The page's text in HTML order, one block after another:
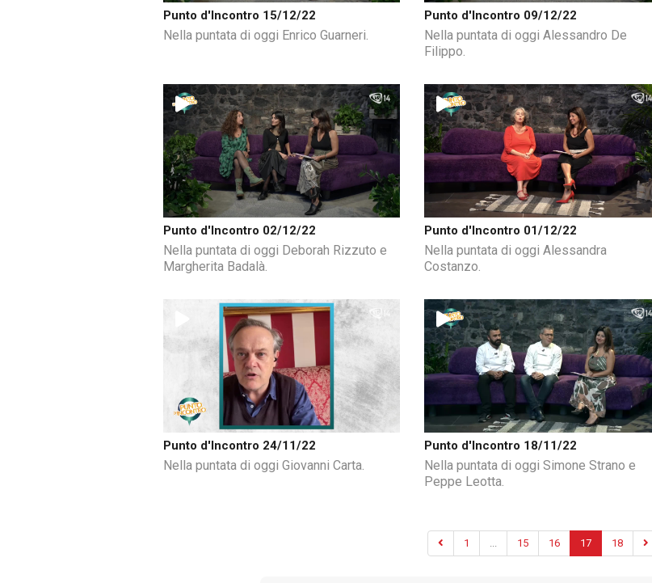
Punto d'Incontro 15/12/22
Nella puntata di oggi Enrico Guarneri.
Punto d'Incontro 09/12/22
Nella puntata di oggi Alessandro De
Filippo.
Punto d'Incontro 02/12/22
Nella puntata di oggi Deborah Rizzuto e
Margherita Badalà.
Punto d'Incontro 01/12/22
Nella puntata di oggi Alessandra
Costanzo.
Punto d'Incontro 24/11/22
Nella puntata di oggi Giovanni Carta.
Punto d'Incontro 18/11/22
Nella puntata di oggi Simone Strano e
Peppe Leotta.
1 15 16 17 18